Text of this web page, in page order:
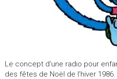
Le concept d’une radio pour
des fêtes de Noël de l’hiver